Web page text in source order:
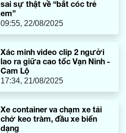
sai sự thật về “bắt cóc trẻ
em”
09:55, 22/08/2025
Xác minh video clip 2 người
lao ra giữa cao tốc Vạn Ninh -
Cam Lộ
17:34, 21/08/2025
Xe container va chạm xe tải
chở keo tràm, đầu xe biến
dạng